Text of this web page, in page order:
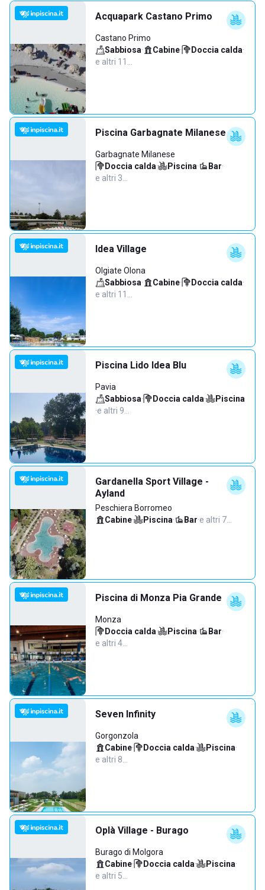
Acquapark Castano Primo
Castano Primo
Sabbiosa· Cabine· Doccia calda·
e altri 11…
Piscina Garbagnate Milanese
Garbagnate Milanese
Doccia calda· Piscina· Bar·
e altri 3…
Idea Village
Olgiate Olona
Sabbiosa· Cabine· Doccia calda·
e altri 11…
Piscina Lido Idea Blu
Pavia
Sabbiosa· Doccia calda·
Piscina
·e altri 9…
Gardanella Sport Village -
Ayland
Peschiera Borromeo
Cabine· Piscina· Bar·e altri 7…
Piscina di Monza Pia Grande
Monza
Doccia calda· Piscina· Bar·
e altri 4…
Seven Infinity
Gorgonzola
Cabine· Doccia calda· Piscina·
e altri 8…
Oplà Village - Burago
Burago di Molgora
Cabine· Doccia calda· Piscina·
e altri 5…